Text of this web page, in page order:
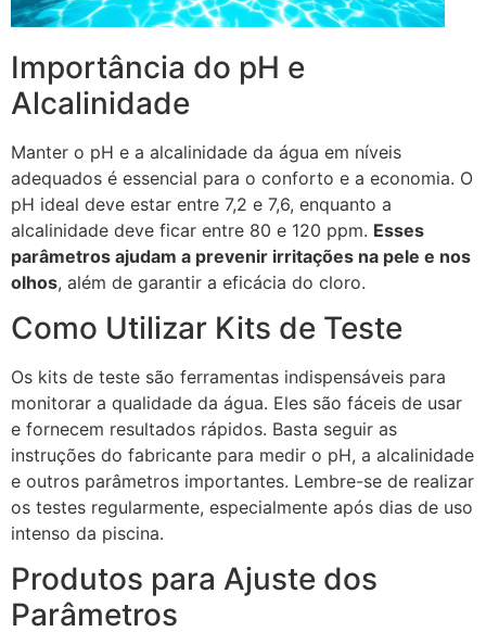
Importância do pH e
Alcalinidade
Manter o pH e a alcalinidade da água em níveis
adequados é essencial para o conforto e a economia. O
pH ideal deve estar entre 7,2 e 7,6, enquanto a
alcalinidade deve ficar entre 80 e 120 ppm. Esses
parâmetros ajudam a prevenir irritações na pele e nos
olhos, além de garantir a eficácia do cloro.
Como Utilizar Kits de Teste
Os kits de teste são ferramentas indispensáveis para
monitorar a qualidade da água. Eles são fáceis de usar
e fornecem resultados rápidos. Basta seguir as
instruções do fabricante para medir o pH, a alcalinidade
e outros parâmetros importantes. Lembre-se de realizar
os testes regularmente, especialmente após dias de uso
intenso da piscina.
Produtos para Ajuste dos
Parâmetros